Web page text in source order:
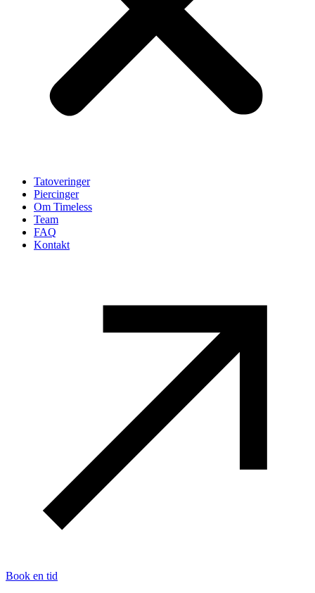
Tatoveringer
Piercinger
Om Timeless
Team
FAQ
Kontakt
Book en tid